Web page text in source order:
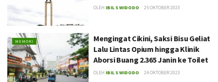
OLEH IBIL S WIDODO 25 OKTOBER 2023
MEMORI
Mengingat Cikini, Saksi Bisu Geliat
Lalu Lintas Opium hingga Klinik
Aborsi Buang 2.365 Janin ke Toilet
OLEH IBIL S WIDODO 24 OKTOBER 2023